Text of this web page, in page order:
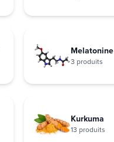
Melatonine
3 produits
Kurkuma
13 produits